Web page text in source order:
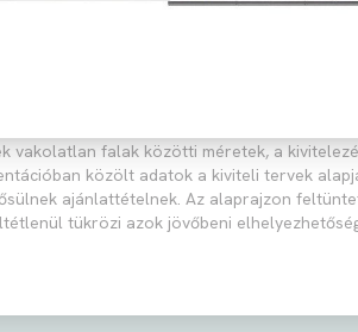
vakolatlan falak közötti méretek, a
közölt adatok a kiviteli tervek
ajánlattételnek. Az alaprajzon
tükrözi azok jövőbeni